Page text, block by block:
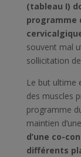
(tableau I)
programme
souvent mal
sollicitation
Le but ultime
des muscles
programme
maintien
d’une co-
différents